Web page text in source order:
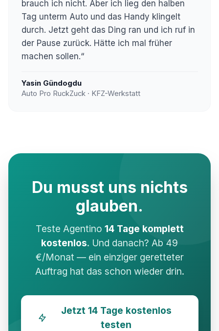
brauch ich nicht. Aber ich lieg den halben
Tag unterm Auto und das Handy klingelt
durch. Jetzt geht das Ding ran und ich ruf in
der Pause zurück. Hätte ich mal früher
machen sollen.“
Yasin Gündogdu
Auto Pro RuckZuck · KFZ-Werkstatt
Du musst uns nichts
glauben.
Teste Agentino 14 Tage komplett
kostenlos. Und danach? Ab 49
€/Monat — ein einziger geretteter
Auftrag hat das schon wieder drin.
Jetzt 14 Tage kostenlos
testen